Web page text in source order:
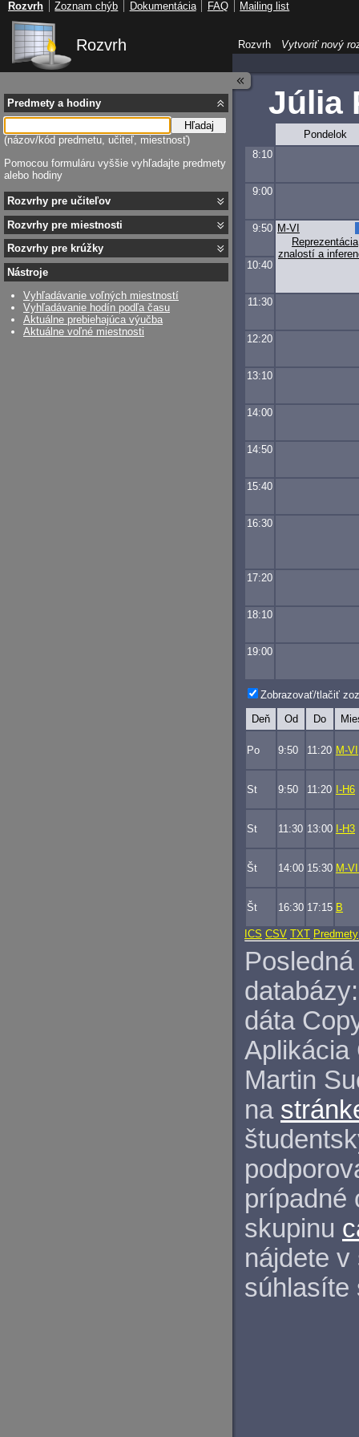
Rozvrh
Júlia
Pondelok
8:10
9:00
9:50
Reprezentácia
znalostí a
M-VI
10:40
11:30
12:20
13:10
14:00
14:50
15:40
16:30
17:20
18:10
19:00
Zobrazovať/tlačiť
Deň Od Do
Po 9:50 11:20 M-VI
St 9:50 11:20 I-H6
St 11:30 13:00 I-H3
Št 14:00 15:30 M-
Št 16:30 17:15 B
ICS CSV TXT Predmety
databázy:
dáta
Aplikácia
Martin
na
prípadné
skupinu
nájdete
Predmety a hodiny
Hľadaj
(názov/kód predmetu, učiteľ, miestnosť)
Pomocou formuláru vyššie vyhľadajte predmety
alebo hodiny
Rozvrhy pre učiteľov
Rozvrhy pre miestnosti
Rozvrhy pre krúžky
Nástroje
Vyhľadávanie voľných miestností
Vyhľadávanie hodín podľa času
Aktuálne prebiehajúca výučba
Aktuálne voľné miestnosti
Rozvrh Vytvoriť nový
Rozvrh Zoznam chýb Dokumentácia FAQ Mailing list